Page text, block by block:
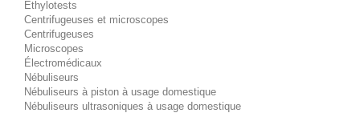
Éthylotests
Centrifugeuses et microscopes
Centrifugeuses
Microscopes
Électromédicaux
Nébuliseurs
Nébuliseurs à piston à usage domestique
Nébuliseurs ultrasoniques à usage domestique